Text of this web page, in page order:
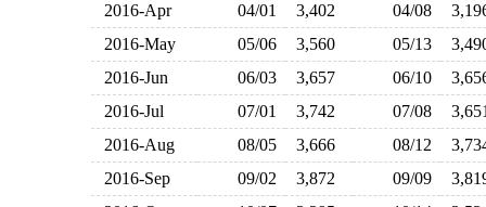
2016-Apr
04/01 3,402 04/08
2016-May
05/06 3,560 05/13
2016-Jun
06/03 3,657 06/10
2016-Jul
07/01 3,742 07/08
2016-Aug
08/05 3,666 08/12
2016-Sep
09/02 3,872 09/09